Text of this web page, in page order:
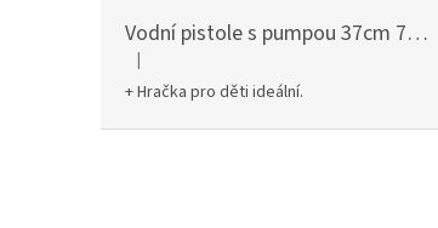
Vodní pistole s pumpou 37cm 78961
Hodnocení produktu je 5 z 5 hvězdiček.
|
+ Hračka pro děti ideální.